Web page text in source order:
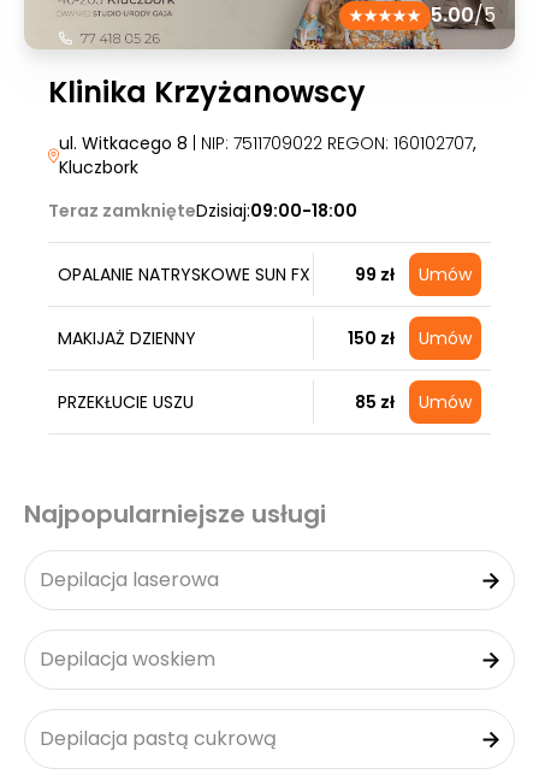
5.00/5
Klinika Krzyżanowscy
ul. Witkacego 8 | NIP: 7511709022 REGON: 160102707,
Kluczbork
Teraz zamknięteDzisiaj:09:00-18:00
OPALANIE NATRYSKOWE SUN FX 99 zł Umów
MAKIJAŻ DZIENNY 150 zł Umów
PRZEKŁUCIE USZU 85 zł Umów
Najpopularniejsze usługi
Depilacja laserowa
Depilacja woskiem
Depilacja pastą cukrową